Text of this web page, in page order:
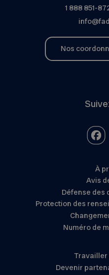
1 888 851-
Nos
À
Avis
Défense des
Protection des
Numéro de
Travailler
Devenir